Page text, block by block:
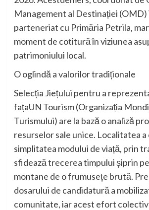
Management al Destinației (OMD)
parteneriat cu Primăria Petrila,
moment de cotiturăîn viziunea
patrimoniului local.
Ooglindă avalorilortradiționale
Selecția Jiețului pentru a
fațaUN Tourism (Organizația
Turismului) are la bază oanaliză
resurselorsale unice. Localitatea a
simplitatea modului deviață, prin
sfideazătrecereatimpuluișiprin
montane de ofrumusețe brută.
dosarului de candidatură a
comunitate,iar acest efort colectiv